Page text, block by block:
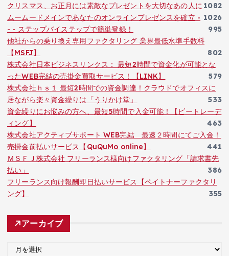
1082
クリスマス、お正月には素敵なプレゼントを大切なあの人に
1026
ムームードメインであなたのオンラインプレゼンスを確立 -
- - ステップバイステップで簡単登録！
995
他社からの乗り換え専用ファクタリング 業界最低水準手数料
【MSFJ】
802
株式会社日本ビジネスリンクス： 最短2時間で資金化が可能とな
ったWEB完結の売掛金買取サービス！【LINK】
579
株式会社ｈｓ１ 最短2時間での資金調達！クラウドでオフィスに
居ながら楽々資金繰りは「うりかけ堂」
533
資金繰りにお悩みの方へ、最短5時間で入金可能！【ビートレーデ
ィング】
463
株式会社アクティブサポート WEB完結 最速２時間にてご入金！
売掛金前払いサービス【QuQuMo online】
441
ＭＳＦＪ株式会社 フリーランス様向けファクタリング「請求書先
払い」
386
フリーランス向け報酬即日払いサービス【ペイトナーファクタリ
ング】
355
アーカイブ